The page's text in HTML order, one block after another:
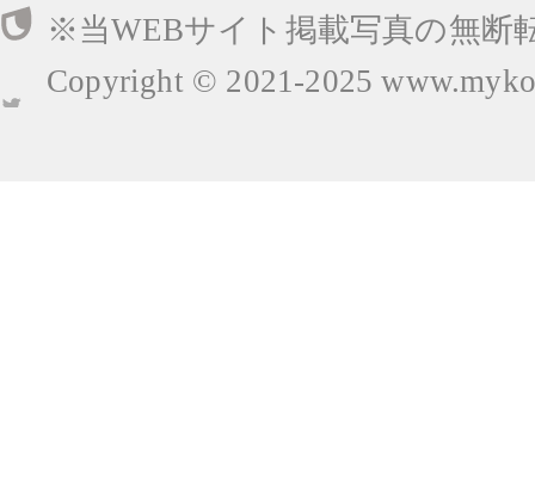
※当WEBサイト掲載写真の無断
Copyright © 2021-2025